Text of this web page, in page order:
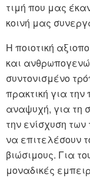
τιμή που μας
κοινή μας
Η ποιοτική
και
συντονισμένο
πρακτική για την
αναψυχή, για τη
την ενίσχυση
να επιτελέσουν
βιώσιμους. Για
μοναδικές